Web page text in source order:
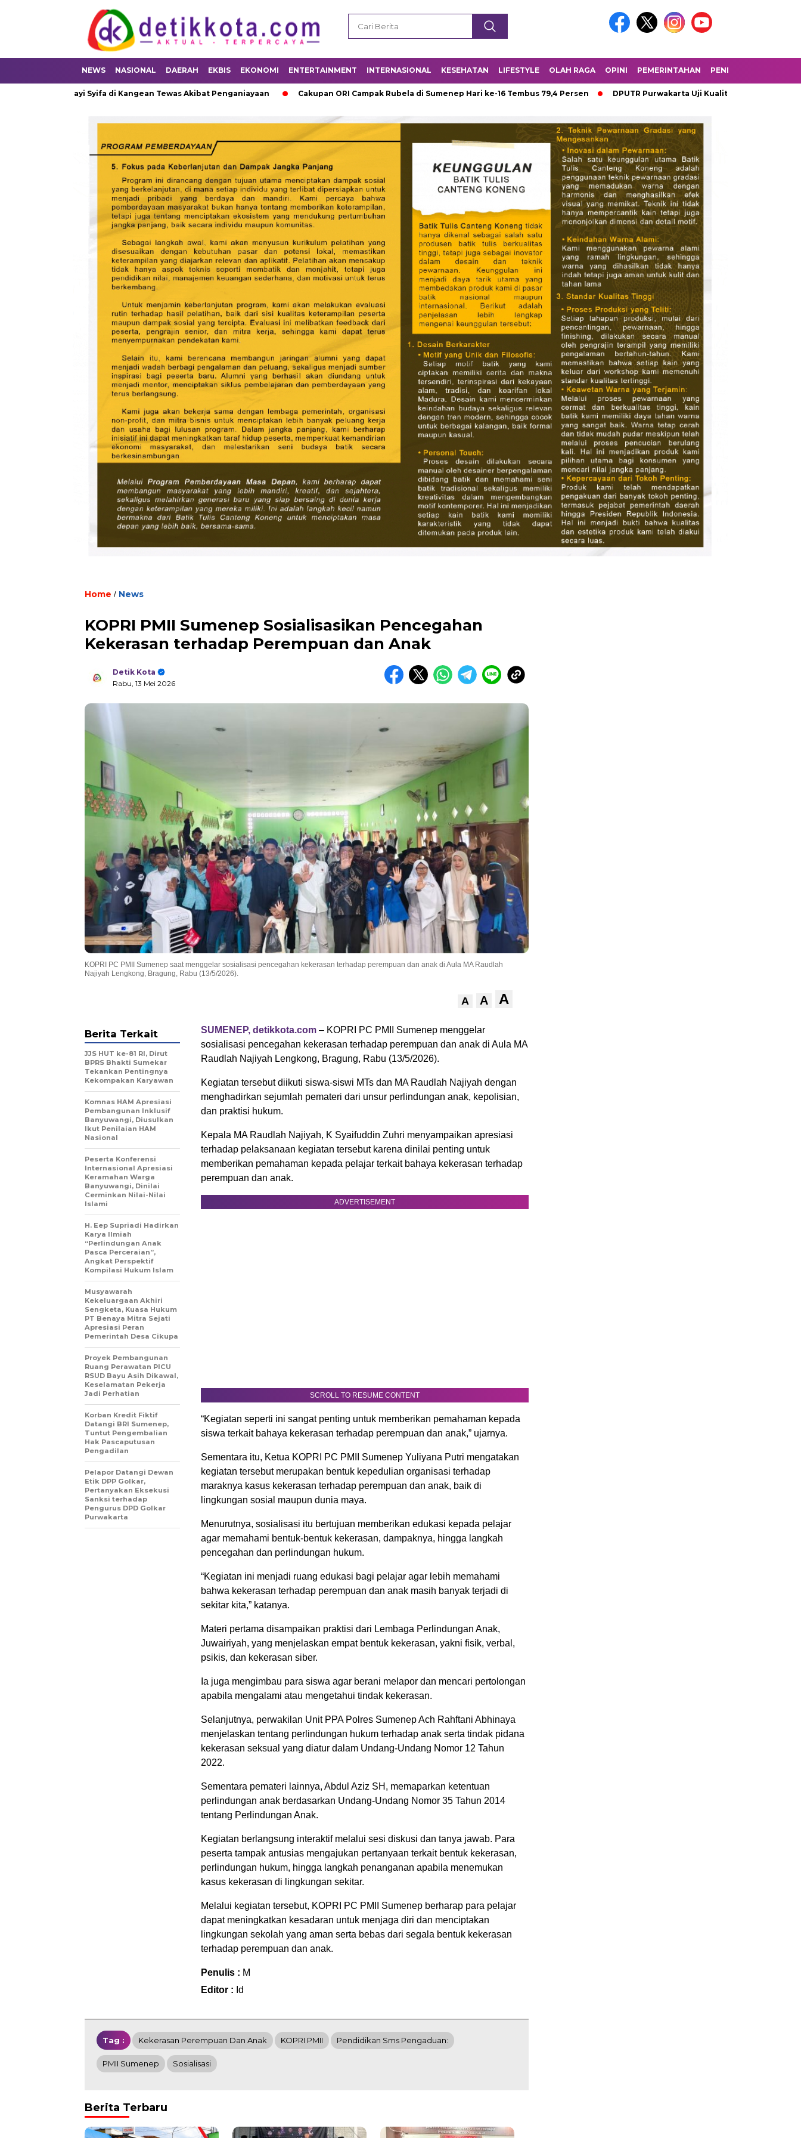
NEWS NASIONAL DAERAH EKBIS EKONOMI ENTERTAINMENT INTERNASIONAL KESEHATAN LIFESTYLE OLAH RAGA OPINI PEMERINTAHAN PENDIDIKAN
Bayi Syifa di Kangean Tewas Akibat Penganiayaan Cakupan ORI Campak Rubela di Sumenep Hari ke-16 Tembus 79,4 Persen DPUTR Purwakarta Uji Kualitas Pasir Proyek Infrastruktur
Home / News
KOPRI PMII Sumenep Sosialisasikan Pencegahan
Kekerasan terhadap Perempuan dan Anak
Detik Kota
Rabu, 13 Mei 2026
KOPRI PC PMII Sumenep saat menggelar sosialisasi pencegahan kekerasan terhadap perempuan dan anak di Aula MA Raudlah
Najiyah Lengkong, Bragung, Rabu (13/5/2026).
A A A
SUMENEP, detikkota.com – KOPRI PC PMII Sumenep menggelar
sosialisasi pencegahan kekerasan terhadap perempuan dan anak di Aula MA
Raudlah Najiyah Lengkong, Bragung, Rabu (13/5/2026).
Kegiatan tersebut diikuti siswa-siswi MTs dan MA Raudlah Najiyah dengan
menghadirkan sejumlah pemateri dari unsur perlindungan anak, kepolisian,
dan praktisi hukum.
Kepala MA Raudlah Najiyah, K Syaifuddin Zuhri menyampaikan apresiasi
terhadap pelaksanaan kegiatan tersebut karena dinilai penting untuk
memberikan pemahaman kepada pelajar terkait bahaya kekerasan terhadap
perempuan dan anak.
ADVERTISEMENT
SCROLL TO RESUME CONTENT
“Kegiatan seperti ini sangat penting untuk memberikan pemahaman kepada
siswa terkait bahaya kekerasan terhadap perempuan dan anak,” ujarnya.
Sementara itu, Ketua KOPRI PC PMII Sumenep Yuliyana Putri mengatakan
kegiatan tersebut merupakan bentuk kepedulian organisasi terhadap
maraknya kasus kekerasan terhadap perempuan dan anak, baik di
lingkungan sosial maupun dunia maya.
Menurutnya, sosialisasi itu bertujuan memberikan edukasi kepada pelajar
agar memahami bentuk-bentuk kekerasan, dampaknya, hingga langkah
pencegahan dan perlindungan hukum.
“Kegiatan ini menjadi ruang edukasi bagi pelajar agar lebih memahami
bahwa kekerasan terhadap perempuan dan anak masih banyak terjadi di
sekitar kita,” katanya.
Materi pertama disampaikan praktisi dari Lembaga Perlindungan Anak,
Juwairiyah, yang menjelaskan empat bentuk kekerasan, yakni fisik, verbal,
psikis, dan kekerasan siber.
Ia juga mengimbau para siswa agar berani melapor dan mencari pertolongan
apabila mengalami atau mengetahui tindak kekerasan.
Selanjutnya, perwakilan Unit PPA Polres Sumenep Ach Rahftani Abhinaya
menjelaskan tentang perlindungan hukum terhadap anak serta tindak pidana
kekerasan seksual yang diatur dalam Undang-Undang Nomor 12 Tahun
2022.
Sementara pemateri lainnya, Abdul Aziz SH, memaparkan ketentuan
perlindungan anak berdasarkan Undang-Undang Nomor 35 Tahun 2014
tentang Perlindungan Anak.
Kegiatan berlangsung interaktif melalui sesi diskusi dan tanya jawab. Para
peserta tampak antusias mengajukan pertanyaan terkait bentuk kekerasan,
perlindungan hukum, hingga langkah penanganan apabila menemukan
kasus kekerasan di lingkungan sekitar.
Melalui kegiatan tersebut, KOPRI PC PMII Sumenep berharap para pelajar
dapat meningkatkan kesadaran untuk menjaga diri dan menciptakan
lingkungan sekolah yang aman serta bebas dari segala bentuk kekerasan
terhadap perempuan dan anak.
Penulis : M
Editor : Id
Berita Terkait
JJS HUT ke-81 RI, Dirut
BPRS Bhakti Sumekar
Tekankan Pentingnya
Kekompakan Karyawan
Komnas HAM Apresiasi
Pembangunan Inklusif
Banyuwangi, Diusulkan
Ikut Penilaian HAM
Nasional
Peserta Konferensi
Internasional Apresiasi
Keramahan Warga
Banyuwangi, Dinilai
Cerminkan Nilai-Nilai
Islami
H. Eep Supriadi Hadirkan
Karya Ilmiah
“Perlindungan Anak
Pasca Perceraian”,
Angkat Perspektif
Kompilasi Hukum Islam
Musyawarah
Kekeluargaan Akhiri
Sengketa, Kuasa Hukum
PT Benaya Mitra Sejati
Apresiasi Peran
Pemerintah Desa Cikupa
Proyek Pembangunan
Ruang Perawatan PICU
RSUD Bayu Asih Dikawal,
Keselamatan Pekerja
Jadi Perhatian
Korban Kredit Fiktif
Datangi BRI Sumenep,
Tuntut Pengembalian
Hak Pascaputusan
Pengadilan
Pelapor Datangi Dewan
Etik DPP Golkar,
Pertanyakan Eksekusi
Sanksi terhadap
Pengurus DPD Golkar
Purwakarta
Tag : Kekerasan Perempuan Dan Anak KOPRI PMII Pendidikan Sms Pengaduan:
PMII Sumenep Sosialisasi
Berita Terbaru